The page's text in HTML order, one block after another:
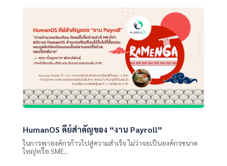
HumanOS คีย์สำคัญของ “งาน Payroll”
ในการพาองค์กรก้าวไปสู่ความสำเร็จ ไม่ว่าจะเป็นองค์กรขนาด
ใหญ่หรือ SME...